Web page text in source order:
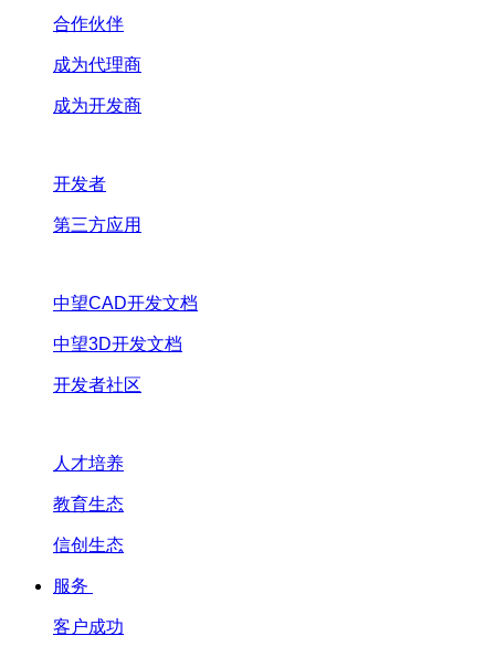
合作伙伴
成为代理商
成为开发商
开发者
第三方应用
中望CAD开发文档
中望3D开发文档
开发者社区
人才培养
教育生态
信创生态
服务
客户成功